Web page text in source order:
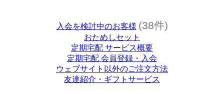
入会を検討中のお客様 (38件)
おためしセット
定期宅配 サービス概要
定期宅配 会員登録・入会
ウェブサイト以外のご注文方法
友達紹介・ギフトサービス